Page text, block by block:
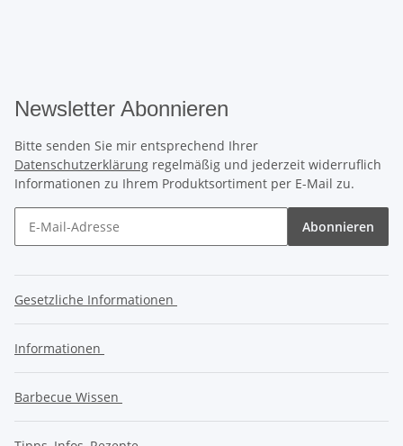
Newsletter Abonnieren
Bitte senden Sie mir entsprechend Ihrer
Datenschutzerklärung regelmäßig und jederzeit widerruflich
Informationen zu Ihrem Produktsortiment per E-Mail zu.
Abonnieren
Gesetzliche Informationen
Informationen
Barbecue Wissen